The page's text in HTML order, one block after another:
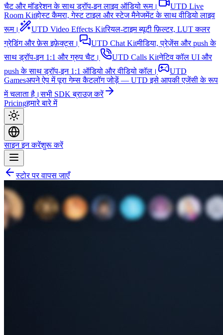
चैट और मॉडरेशन के साथ ड्रॉप-इन लाइव ऑडियो रूम।
UTD Live
Room Kitहोस्ट कैमरा, गेस्ट टाइल और स्टेज मैनेजमेंट के साथ वीडियो लाइव
रूम।
UTD Video Effects Kitरियल-टाइम ब्यूटी फ़िल्टर, LUT कलर
ग्रेडिंग और फ़ेस इफ़ेक्ट्स।
UTD Chat Kitमीडिया, प्रेज़ेंस और push के
साथ ड्रॉप-इन 1:1 और ग्रुप चैट।
UTD Calls Kitनेटिव कॉल UI और
push के साथ ड्रॉप-इन 1:1 ऑडियो और वीडियो कॉल।
UTD
Gamesअपने ऐप में पूरा गेम्स कैटलॉग जोड़ें — UTD इसे आपकी एजेंसी के रूप
में चलाता है।सभी SDK ब्राउज़ करें
Pricingहमारे बारे में
साइन इन करेंशुरू करें
स्टोर पर वापस जाएँ